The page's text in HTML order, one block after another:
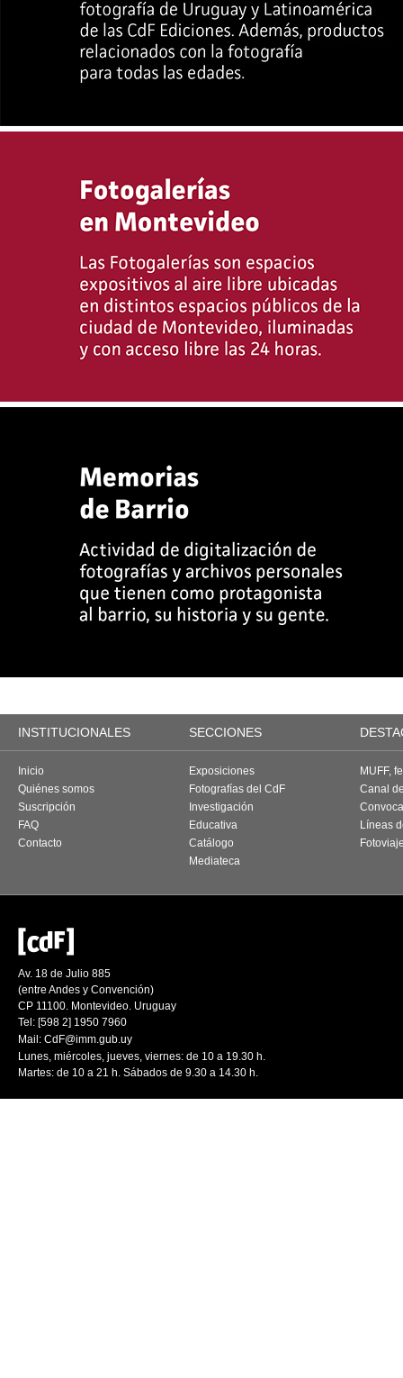
INSTITUCIONALES SECCIONES
Inicio
Quiénes somos
Suscripción
FAQ
Contacto
Exposiciones
Fotografías del CdF
Investigación
Educativa
Catálogo
Mediateca
MUFF,
Canal
Líneas
Av. 18 de Julio 885
(entre Andes y Convención)
CP 11100. Montevideo. Uruguay
Tel: [598 2] 1950 7960
Mail: CdF@imm.gub.uy
Lunes, miércoles, jueves, viernes: de 10 a 19.30 h.
Martes: de 10 a 21 h. Sábados de 9.30 a 14.30 h.